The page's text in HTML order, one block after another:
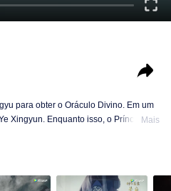
para obter o Oráculo Divino. Em um
Xingyun. Enquanto isso, o Príncipe Qi
na rivalidade entre o Lorde
Mais